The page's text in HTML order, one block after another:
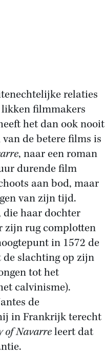
relaties
filmmakers
het dan ook nooit
de betere films is
, naar een roman
durende film
aan bod, maar
van zijn tijd.
haar dochter
zijn rug complotten
in 1572 de
slachting op zijn
tot het
calvinisme).
de
in Frankrijk terecht
of Navarreleert dat